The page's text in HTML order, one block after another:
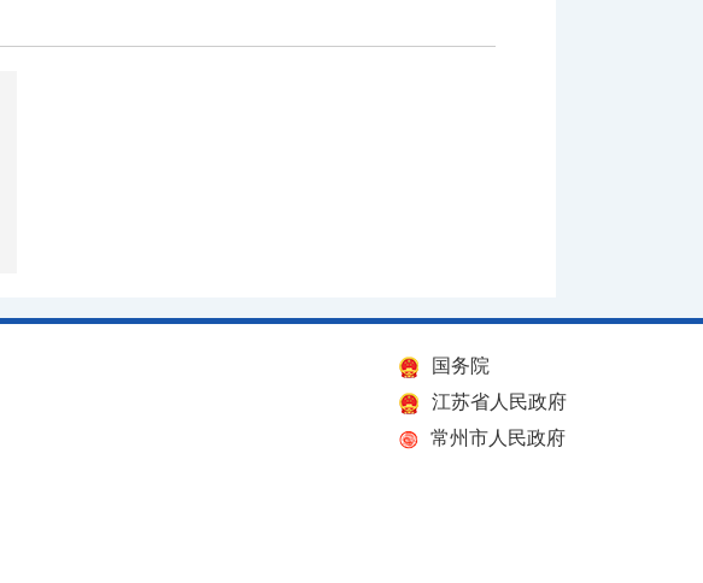
国务院
江苏省人民政府
常州市人民政府